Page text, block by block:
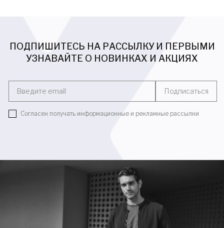
ПОДПИШИТЕСЬ НА РАССЫЛКУ И ПЕРВЫМИ
УЗНАВАЙТЕ О НОВИНКАХ И АКЦИЯХ
Введите email Подписаться
Согласен получать информационные и рекламные рассылки